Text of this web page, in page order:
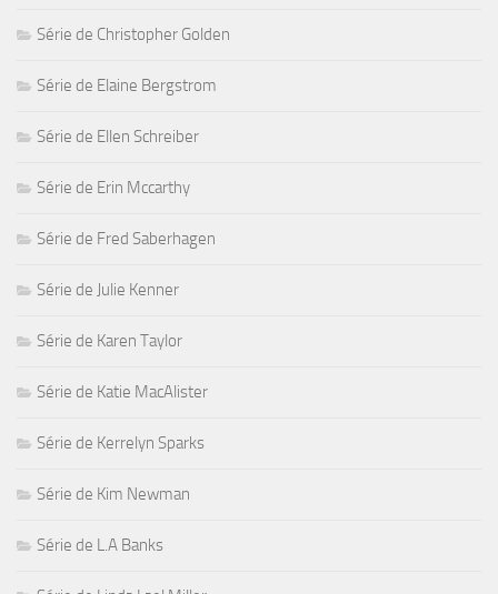
Série de Christopher Golden
Série de Elaine Bergstrom
Série de Ellen Schreiber
Série de Erin Mccarthy
Série de Fred Saberhagen
Série de Julie Kenner
Série de Karen Taylor
Série de Katie MacAlister
Série de Kerrelyn Sparks
Série de Kim Newman
Série de L.A Banks